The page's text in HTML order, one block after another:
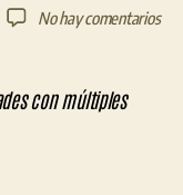
No hay comentariosen